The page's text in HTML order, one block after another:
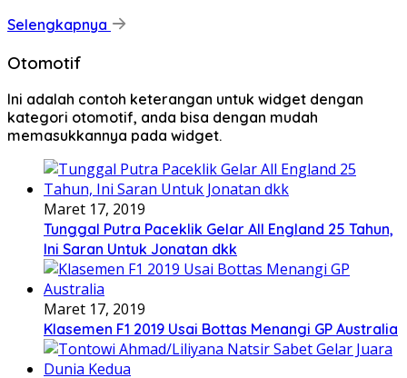
Selengkapnya
Otomotif
Ini adalah contoh keterangan untuk widget dengan
kategori otomotif, anda bisa dengan mudah
memasukkannya pada widget.
Maret 17, 2019
Tunggal Putra Paceklik Gelar All England 25 Tahun,
Ini Saran Untuk Jonatan dkk
Maret 17, 2019
Klasemen F1 2019 Usai Bottas Menangi GP Australia